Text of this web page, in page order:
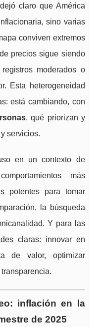
claro que América
sino varias
conviven extremos
precios sigue siendo
moderados o
Esta heterogeneidad
está cambiando, con
, qué priorizan y
servicios.
en un contexto de
más
potentes para tomar
la búsqueda
Y para las
claras: innovar en
de valor, optimizar
inflación en la
de 2025